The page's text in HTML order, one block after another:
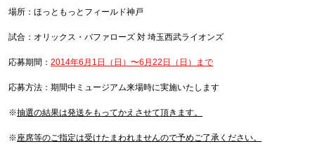
場所：ほっともっとフィールド神戸
試合：オリックス・バファローズ 対 埼玉西武ライオンズ
応募期間：2014年6月1日（日）〜6月22日（日）まで
応募方法：期間中ミュージアム来場時に実施いたします
※抽選の結果は発送をもってかえさせて頂きます。
※座席等のご指定は受けたまわれませんので予めご了承ください。